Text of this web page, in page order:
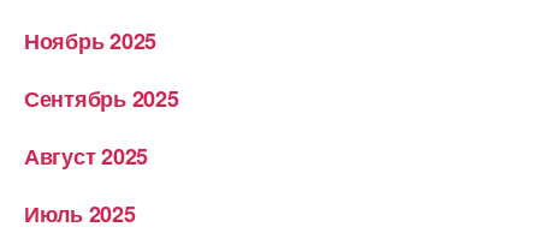
Ноябрь 2025
Сентябрь 2025
Август 2025
Июль 2025